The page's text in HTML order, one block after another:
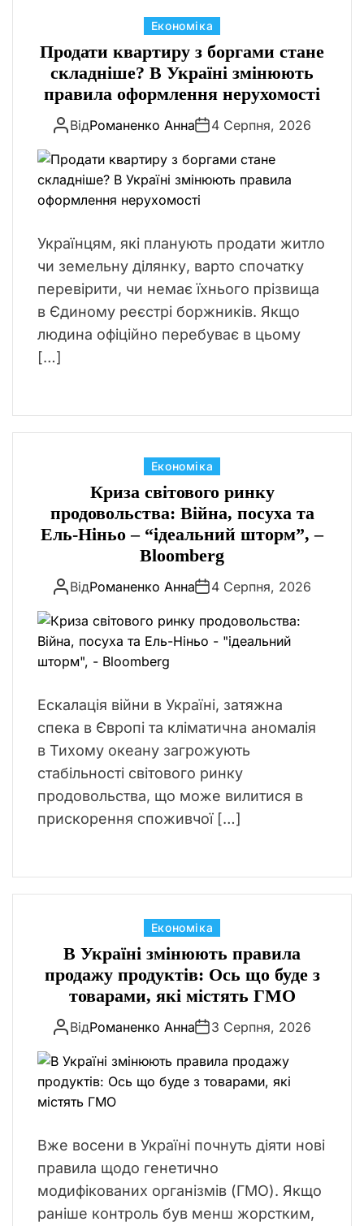
К
а
т
о
і
ї
Економіка
Продати квартиру з боргами стане
складніше? В Україні змінюють
правила оформлення нерухомості
ВідРоманенко Анна 4 Серпня, 2026
Українцям, які планують продати житло
чи земельну ділянку, варто спочатку
перевірити, чи немає їхнього прізвища
в Єдиному реєстрі боржників. Якщо
людина офіційно перебуває в цьому
[…]
К
а
т
р
ї
Економіка
Криза світового ринку
продовольства: Війна, посуха та
Ель-Ніньо – “ідеальний шторм”, –
Bloomberg
ВідРоманенко Анна 4 Серпня, 2026
Ескалація війни в Україні, затяжна
спека в Європі та кліматична аномалія
в Тихому океану загрожують
стабільності світового ринку
продовольства, що може вилитися в
прискорення споживчої […]
К
а
т
о
і
ї
Економіка
В Україні змінюють правила
продажу продуктів: Ось що буде з
товарами, які містять ГМО
ВідРоманенко Анна 3 Серпня, 2026
Вже восени в Україні почнуть діяти нові
правила щодо генетично
модифікованих організмів (ГМО). Якщо
раніше контроль був менш жорстким,